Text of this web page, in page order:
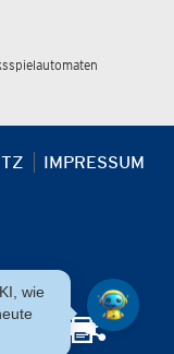
IMPRESSUM
wie